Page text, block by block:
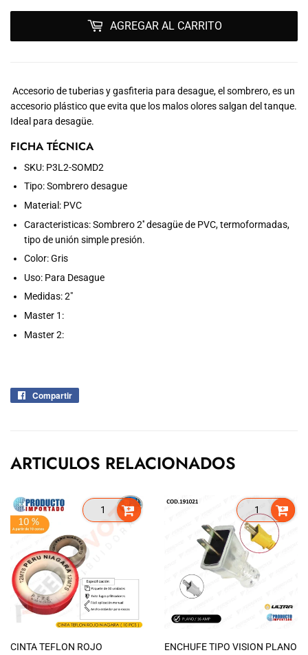
AGREGAR AL CARRITO
Accesorio de tuberias y gasfiteria para desague, el sombrero, es un
accesorio plástico que evita que los malos olores salgan del tanque.
Ideal para desagüe.
FICHA TÉCNICA
SKU: P3L2-SOMD2
Tipo: Sombrero desague
Material: PVC
Caracteristicas:Sombrero 2'' desagüe de PVC, termoformadas,
tipo de unión simple presión.
Color: Gris
Uso: Para Desague
Medidas: 2"
Master 1:
Master 2:
Compartir
ARTICULOS RELACIONADOS
CINTA TEFLON ROJO
ENCHUFE TIPO VISION PLANO